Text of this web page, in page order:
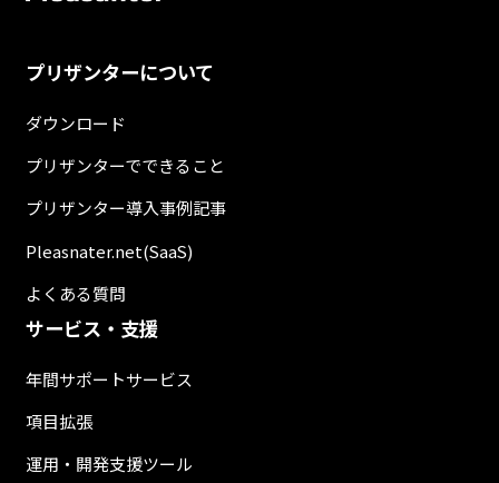
プリザンターについて
ダウンロード
プリザンターでできること
プリザンター導入事例記事
Pleasnater.net(SaaS)
よくある質問
サービス・支援
年間サポートサービス
項目拡張
運用・開発支援ツール